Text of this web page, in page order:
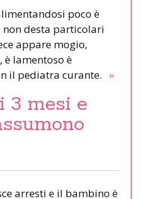
poco è
non desta particolari
appare mogio,
lamentoso è
il pediatra curante. »
3 mesi e
arresti e il bambino è